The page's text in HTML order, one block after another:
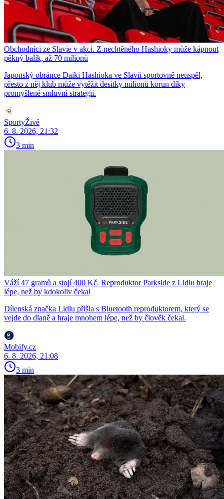
Obchodníci ze Slavie v akci. Z nechtěného Hashioky může kápnout
pěkný balík, až 70 milionů
Japonský obránce Daiki Hashioka ve Slavii sportovně neuspěl,
přesto z něj klub může vytěžit desítky milionů korun díky
promyšlené smluvní strategii.
SportyŽivě
6. 8. 2026, 21:32
3 min
Váží 47 gramů a stojí 400 Kč. Reproduktor Parkside z Lidlu hraje
lépe, než by kdokoliv čekal
Dílenská značka Lidlu přišla s Bluetooth reproduktorem, který se
vejde do dlaně a hraje mnohem lépe, než by člověk čekal.
Mobify.cz
6. 8. 2026, 21:08
3 min